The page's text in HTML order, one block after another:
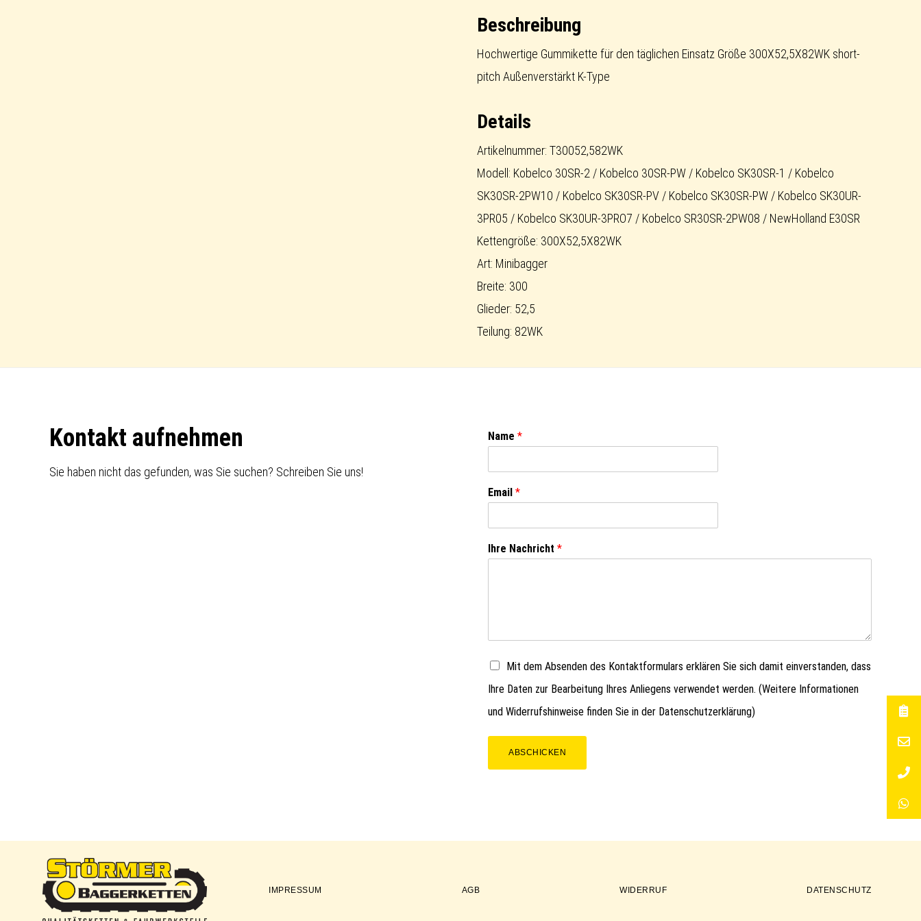
Track
short-
pitch
Beschreibung
Hochwertige Gummikette für den täglichen Einsatz Größe 300X52,5X82WK short-
pitch Außenverstärkt K-Type
Details
Artikelnummer: T30052,582WK
Modell: Kobelco 30SR-2 / Kobelco 30SR-PW / Kobelco SK30SR-1 / Kobelco
SK30SR-2PW10 / Kobelco SK30SR-PV / Kobelco SK30SR-PW / Kobelco SK30UR-
3PR05 / Kobelco SK30UR-3PRO7 / Kobelco SR30SR-2PW08 / NewHolland E30SR
Kettengröße: 300X52,5X82WK
Art: Minibagger
Breite: 300
Glieder: 52,5
Teilung: 82WK
FooterKontakt aufnehmen
Sie haben nicht das gefunden, was Sie suchen? Schreiben Sie uns!
Name *
Email *
Ihre Nachricht *
Mit dem Absenden des Kontaktformulars erklären Sie sich damit einverstanden, dass
Ihre Daten zur Bearbeitung Ihres Anliegens verwendet werden. (Weitere Informationen
und Widerrufshinweise finden Sie in der Datenschutzerklärung)
ABSCHICKEN
IMPRESSUM AGB WIDERRUF DATENSCHUTZ